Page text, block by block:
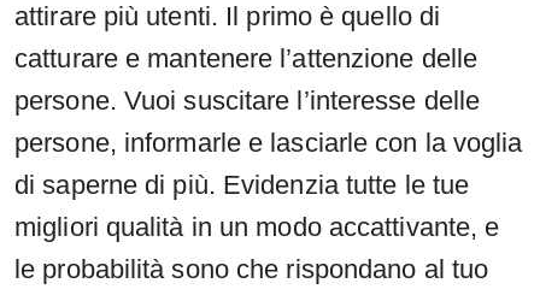
attirare più utenti. Il primo è quello di
catturare e mantenere l’attenzione delle
persone. Vuoi suscitare l’interesse delle
persone, informarle e lasciarle con la voglia
di saperne di più. Evidenzia tutte le tue
migliori qualità in un modo accattivante, e
le probabilità sono che rispondano al tuo